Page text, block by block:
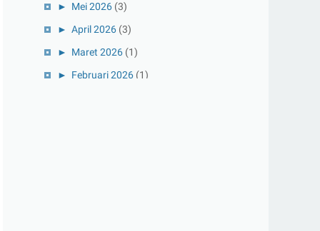
► Mei 2026 (3)
► April 2026 (3)
► Maret 2026 (1)
► Februari 2026 (1)